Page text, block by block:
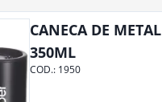
CANECA DE METAL
350ML
COD.: 1950